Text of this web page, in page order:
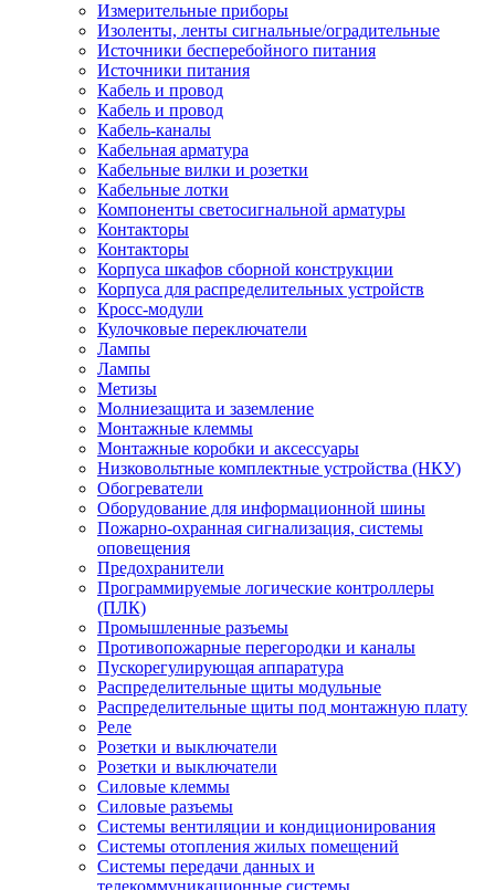
Измерительные приборы
Изоленты, ленты сигнальные/оградительные
Источники бесперебойного питания
Источники питания
Кабель и провод
Кабель и провод
Кабель-каналы
Кабельная арматура
Кабельные вилки и розетки
Кабельные лотки
Компоненты светосигнальной арматуры
Контакторы
Контакторы
Корпуса шкафов сборной конструкции
Корпуса для распределительных устройств
Кросс-модули
Кулочковые переключатели
Лампы
Лампы
Метизы
Молниезащита и заземление
Монтажные клеммы
Монтажные коробки и аксессуары
Низковольтные комплектные устройства (НКУ)
Обогреватели
Оборудование для информационной шины
Пожарно-охранная сигнализация, системы
оповещения
Предохранители
Программируемые логические контроллеры
(ПЛК)
Промышленные разъемы
Противопожарные перегородки и каналы
Пускорегулирующая аппаратура
Распределительные щиты модульные
Распределительные щиты под монтажную плату
Реле
Розетки и выключатели
Розетки и выключатели
Силовые клеммы
Силовые разъемы
Системы вентиляции и кондиционирования
Системы отопления жилых помещений
Системы передачи данных и
телекоммуникационные системы